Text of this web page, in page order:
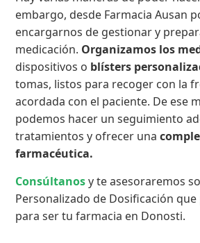
embargo, desde Farmacia Ausan
encargarnos de gestionar y
medicación. Organizamos los
dispositivos o blísters
tomas, listos para recoger con la
acordada con el paciente. De ese
podemos hacer un seguimiento
tratamientos y ofrecer una
farmacéutica.
Consúltanosy te asesoraremos
Personalizado de Dosificación
para ser tu farmacia en Donosti.